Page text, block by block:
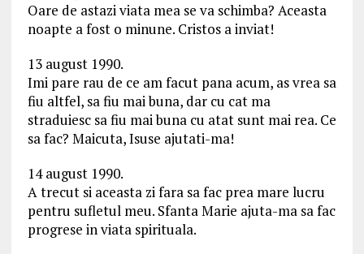
Oare de astazi viata mea se va schimba? Aceasta
noapte a fost o minune. Cristos a inviat!
13 august 1990.
Imi pare rau de ce am facut pana acum, as vrea sa
fiu altfel, sa fiu mai buna, dar cu cat ma
straduiesc sa fiu mai buna cu atat sunt mai rea. Ce
sa fac? Maicuta, Isuse ajutati-ma!
14 august 1990.
A trecut si aceasta zi fara sa fac prea mare lucru
pentru sufletul meu. Sfanta Marie ajuta-ma sa fac
progrese in viata spirituala.